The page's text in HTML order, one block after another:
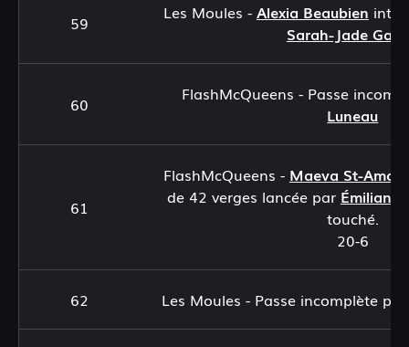
59 Les Moules - Alexia Beaubien
Sarah-Jade
60
FlashMcQueens - Passe
Luneau
61
FlashMcQueens - Maeva St-Amour
de 42 verges lancée par Émiliane
touché.
20-6
62 Les Moules - Passe incomplète